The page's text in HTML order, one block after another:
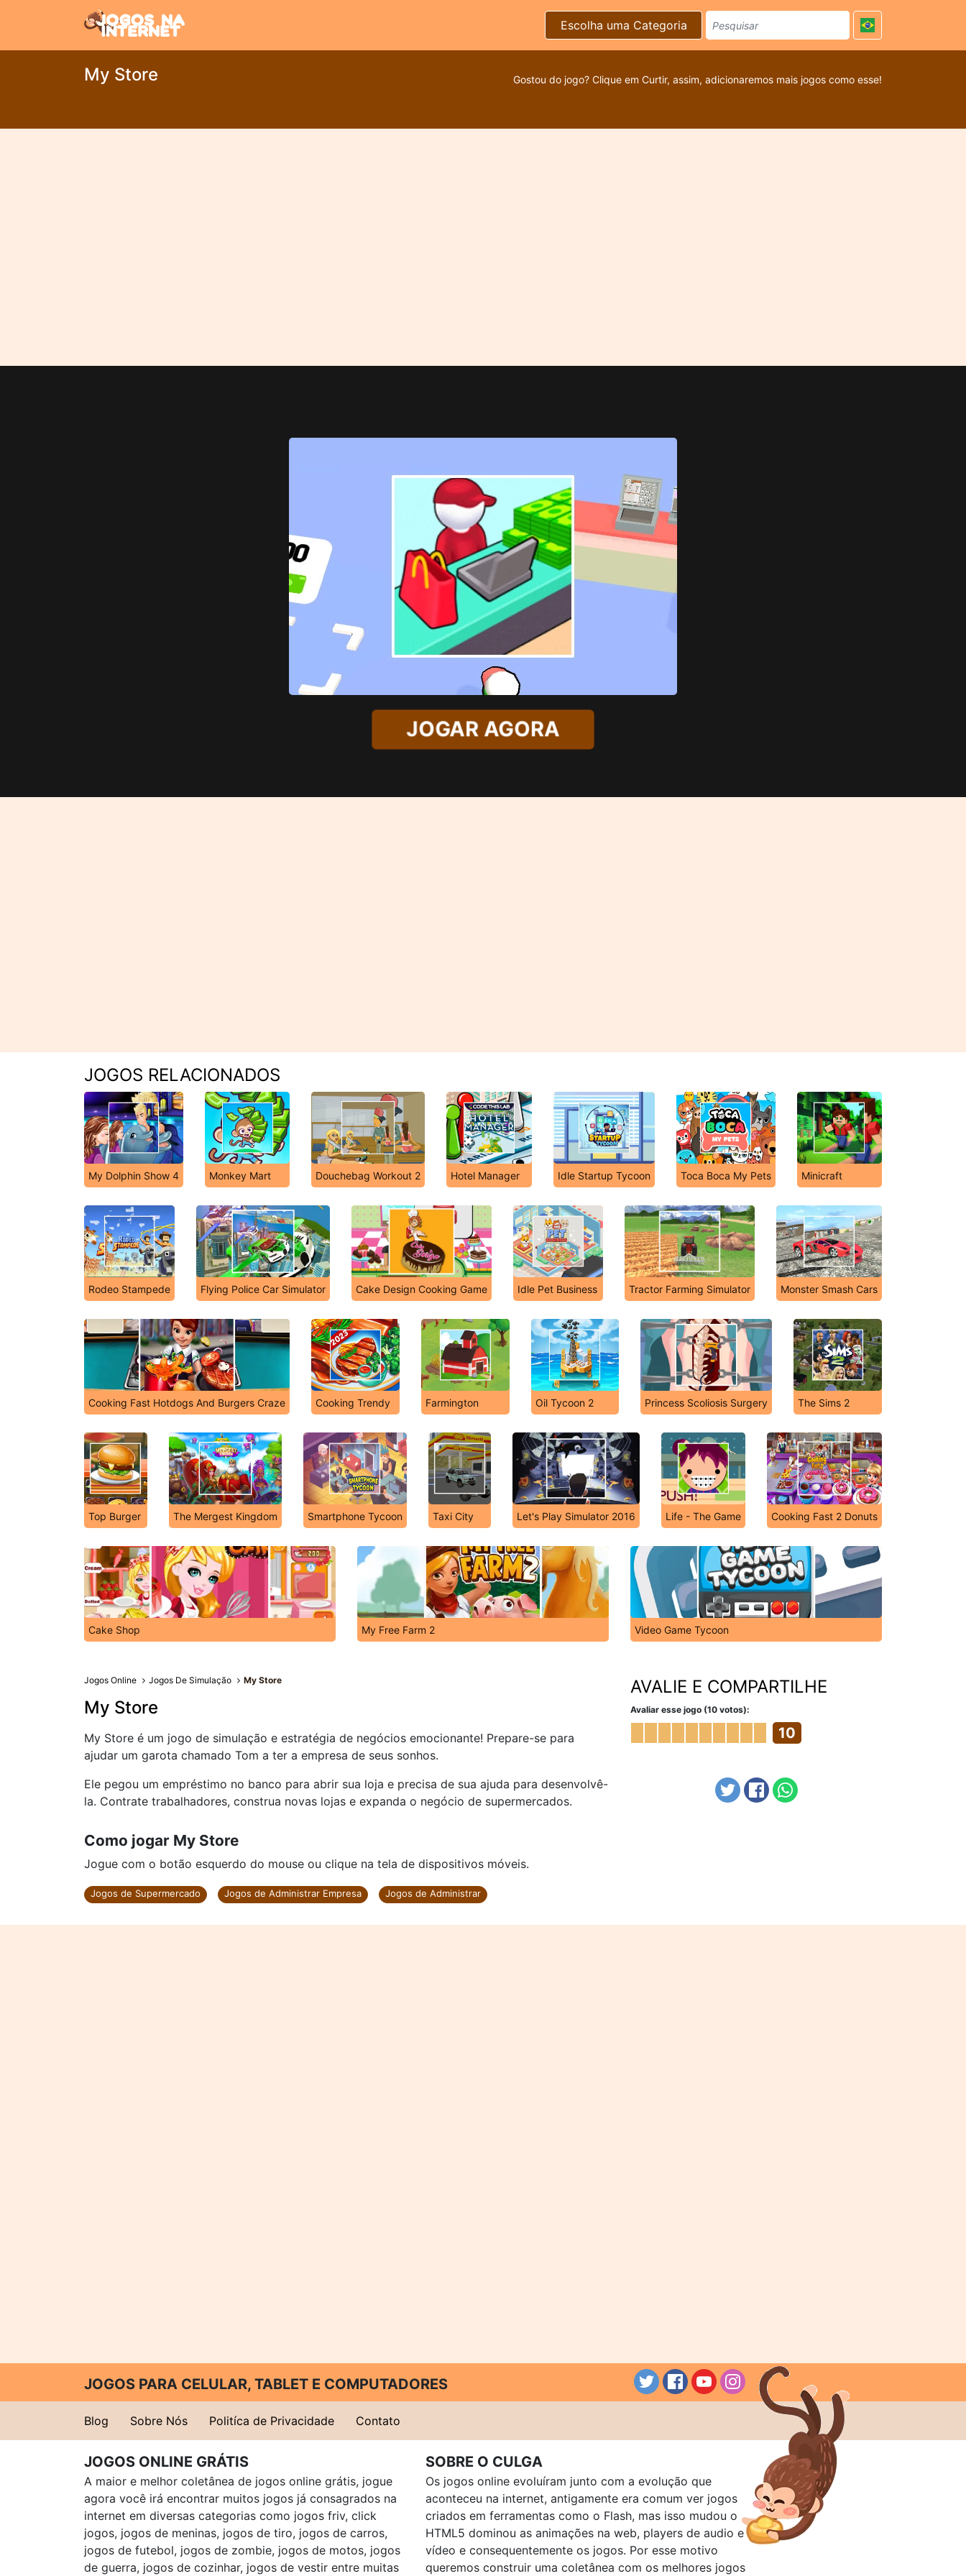
Escolha uma Categoria
My Store Gostou do jogo? Clique em Curtir, assim, adicionaremos mais jogos como esse!
JOGAR AGORA
JOGOS RELACIONADOS
My Dolphin Show 4 Monkey Mart Douchebag Workout 2 Hotel Manager Idle Startup Tycoon Toca Boca My Pets Minicraft
Rodeo Stampede Flying Police Car Simulator Cake Design Cooking Game Idle Pet Business Tractor Farming Simulator Monster Smash Cars
Cooking Fast Hotdogs And Burgers Craze Cooking Trendy Farmington Oil Tycoon 2 Princess Scoliosis Surgery The Sims 2
Top Burger The Mergest Kingdom Smartphone Tycoon Taxi City Let's Play Simulator 2016 Life - The Game Cooking Fast 2 Donuts
Cake Shop My Free Farm 2 Video Game Tycoon
Jogos Online Jogos De Simulação My Store
My Store
My Store é um jogo de simulação e estratégia de negócios emocionante! Prepare-se para
ajudar um garota chamado Tom a ter a empresa de seus sonhos.
Ele pegou um empréstimo no banco para abrir sua loja e precisa de sua ajuda para desenvolvê-
la. Contrate trabalhadores, construa novas lojas e expanda o negócio de supermercados.
Como jogar My Store
Jogue com o botão esquerdo do mouse ou clique na tela de dispositivos móveis.
Jogos de Supermercado Jogos de Administrar Empresa Jogos de Administrar
AVALIE E COMPARTILHE
Avaliar esse jogo (10 votos):
10
JOGOS PARA CELULAR, TABLET E COMPUTADORES
Blog Sobre Nós Politíca de Privacidade Contato
JOGOS ONLINE GRÁTIS
A maior e melhor coletânea de jogos online grátis, jogue
agora você irá encontrar muitos jogos já consagrados na
internet em diversas categorias como jogos friv, click
jogos, jogos de meninas, jogos de tiro, jogos de carros,
jogos de futebol, jogos de zombie, jogos de motos, jogos
de guerra, jogos de cozinhar, jogos de vestir entre muitas
SOBRE O CULGA
Os jogos online evoluíram junto com a evolução que
aconteceu na internet, antigamente era comum ver jogos
criados em ferramentas como o Flash, mas isso mudou o
HTML5 dominou as animações na web, players de audio e
vídeo e consequentemente os jogos. Por esse motivo
queremos construir uma coletânea com os melhores jogos